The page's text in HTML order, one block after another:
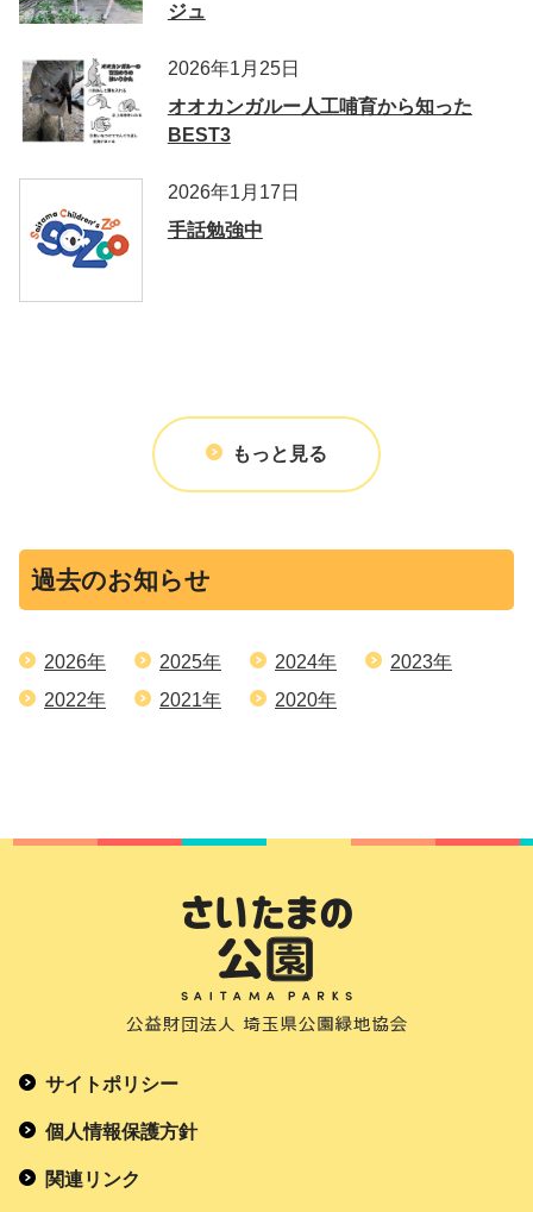
ジュ
2026年1月25日
オオカンガルー人工哺育から知った
BEST3
2026年1月17日
手話勉強中
もっと見る
過去のお知らせ
2026年 2025年 2024年
2023年
2022年
2021年 2020年
サイトポリシー
個人情報保護方針
関連リンク